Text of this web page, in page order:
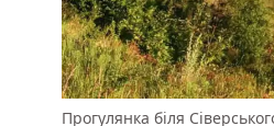
Прогулянка біля